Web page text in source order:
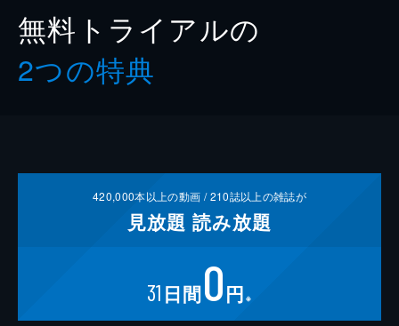
無料トライアルの
2つの特典
420,000本以上の動画 /210誌以上の雑誌が
見放題 読み放題
31 日間0円 ※